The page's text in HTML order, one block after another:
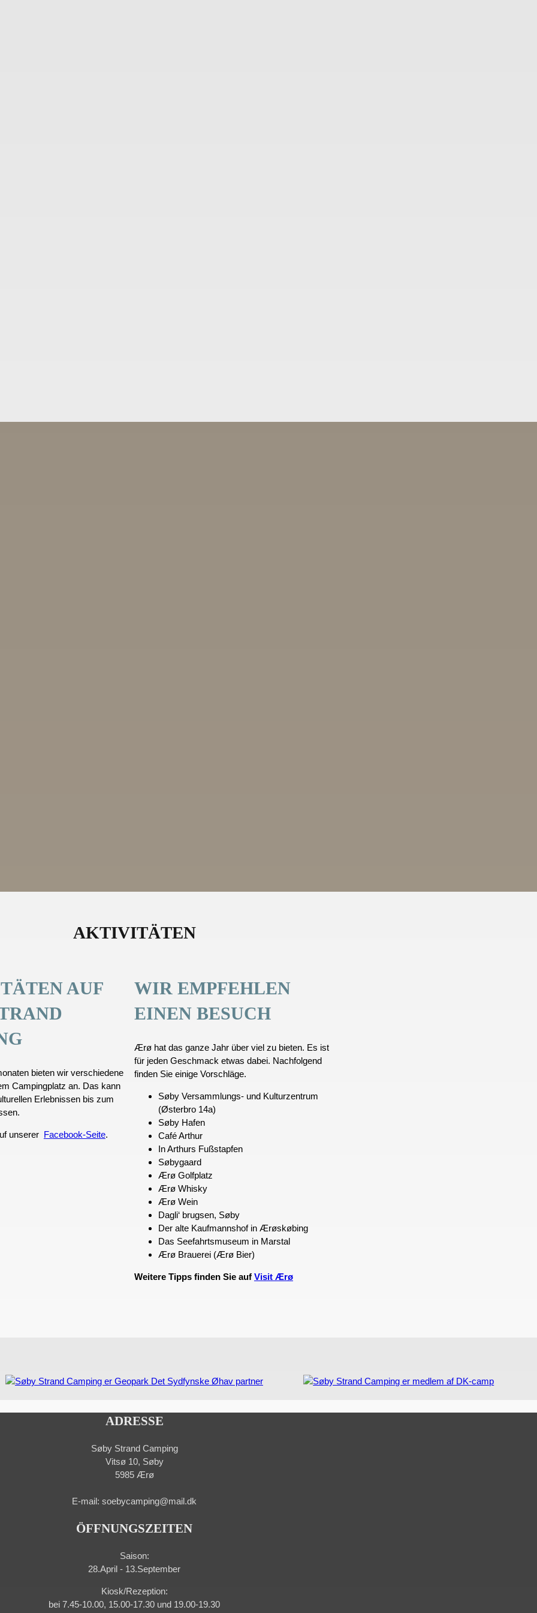
AKTIVITÄTEN
AUF
bieten wir verschiedene
Campingplatz an. Das kann
Erlebnissen bis zum
unserer Facebook-Seite.
WIR EMPFEHLEN
EINEN BESUCH
Ærø hat das ganze Jahr über viel zu bieten. Es ist
für jeden Geschmack etwas dabei. Nachfolgend
finden Sie einige Vorschläge.
Søby Versammlungs- und Kulturzentrum
(Østerbro 14a)
Søby Hafen
Café Arthur
In Arthurs Fußstapfen
Søbygaard
Ærø Golfplatz
Ærø Whisky
Ærø Wein
Dagli‘ brugsen, Søby
Der alte Kaufmannshof in Ærøskøbing
Das Seefahrtsmuseum in Marstal
Ærø Brauerei (Ærø Bier)
Weitere Tipps finden Sie auf Visit Ærø
ADRESSE
Søby Strand Camping
Vitsø 10, Søby
5985 Ærø
E-mail: soebycamping@mail.dk
ÖFFNUNGSZEITEN
Saison:
28.April - 13.September
Kiosk/Rezeption:
bei 7.45-10.00, 15.00-17.30 und 19.00-19.30